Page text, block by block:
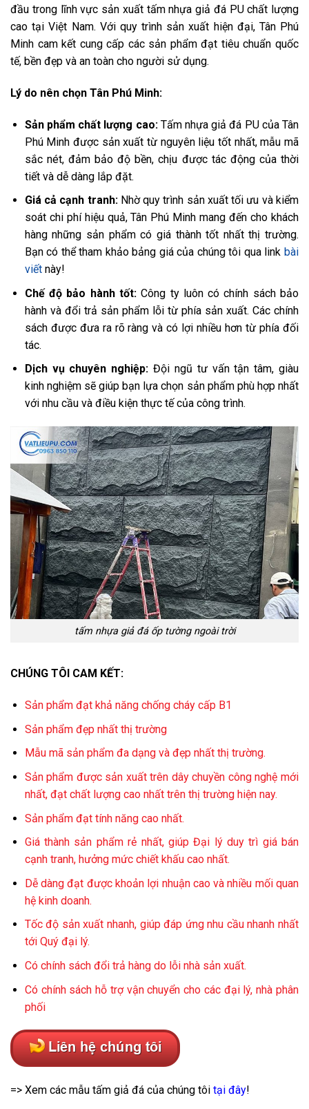
đầu trong lĩnh vực sản xuất tấm nhựa giả đá PU chất lượng
cao tại Việt Nam. Với quy trình sản xuất hiện đại, Tân Phú
Minh cam kết cung cấp các sản phẩm đạt tiêu chuẩn quốc
tế, bền đẹp và an toàn cho người sử dụng.
Lý do nên chọn Tân Phú Minh:
Sản phẩm chất lượng cao:Tấm nhựa giả đá PU của Tân
Phú Minh được sản xuất từ nguyên liệu tốt nhất, mẫu mã
sắc nét, đảm bảo độ bền, chịu được tác động của thời
tiết và dễ dàng lắp đặt.
Giá cả cạnh tranh:Nhờ quy trình sản xuất tối ưu và kiểm
soát chi phí hiệu quả, Tân Phú Minh mang đến cho khách
hàng những sản phẩm có giá thành tốt nhất thị trường.
Bạn có thể tham khảo bảng giá của chúng tôi qua link bài
viếtnày!
Chế độ bảo hành tốt:Công ty luôn có chính sách bảo
hành và đổi trả sản phẩm lỗi từ phía sản xuất. Các chính
sách được đưa ra rõ ràng và có lợi nhiều hơn từ phía đối
tác.
Dịch vụ chuyên nghiệp: Đội ngũ tư vấn tận tâm, giàu
kinh nghiệm sẽ giúp bạn lựa chọn sản phẩm phù hợp nhất
với nhu cầu và điều kiện thực tế của công trình.
tấm nhựa giả đá ốp tường ngoài trời
CHÚNG TÔI CAM KẾT:
Sản phẩm đạt khả năng chống cháy cấp B1
Sản phẩm đẹp nhất thị trường
Mẫu mã sản phẩm đa dạng và đẹp nhất thị trường.
Sản phẩm được sản xuất trên dây chuyền công nghệ mới
nhất, đạt chất lượng cao nhất trên thị trường hiện nay.
Sản phẩm đạt tính năng cao nhất.
Giá thành sản phẩm rẻ nhất, giúp Đại lý duy trì giá bán
cạnh tranh, hưởng mức chiết khấu cao nhất.
Dễ dàng đạt được khoản lợi nhuận cao và nhiều mối quan
hệ kinh doanh.
Tốc độ sản xuất nhanh, giúp đáp ứng nhu cầu nhanh nhất
tới Quý đại lý.
Có chính sách đổi trả hàng do lỗi nhà sản xuất.
Có chính sách hỗ trợ vận chuyển cho các đại lý, nhà phân
phối
=> Xem các mẫu tấm giả đá của chúng tôi tại đây!